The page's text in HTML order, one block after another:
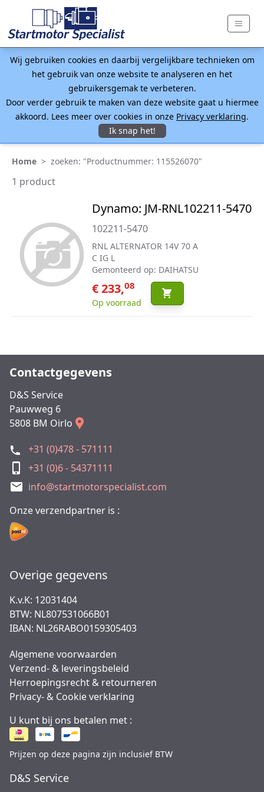
Wij gebruiken cookies en daarbij vergelijkbare technieken om
het gebruik van onze website te analyseren en het
gebruikersgemak te verbeteren.
Door verder gebruik te maken van deze website gaat u hiermee
akkoord. Lees meer over cookies in onze Privacy verklaring.
Ik snap het!
Home > zoeken: "Productnummer: 115526070"
1 product
Dynamo: JM-RNL102211-5470
102211-5470
RNL ALTERNATOR 14V 70 A
C IG L
Gemonteerd op: DAIHATSU
€ 233,08
Op voorraad
Contactgegevens
D&S Service
Pauwweg 6
5808 BM Oirlo
+31 (0)478 - 571111
+31 (0)6 - 54371111
info@startmotorspecialist.com
Onze verzendpartner is :
Overige gegevens
K.v.K: 12031404
BTW: NL807531066B01
IBAN: NL26RABO0159305403
Algemene voorwaarden
Verzend- & leveringsbeleid
Herroepingsrecht & retourneren
Privacy- & Cookie verklaring
U kunt bij ons betalen met :
Prijzen op deze pagina zijn inclusief BTW
D&S Service